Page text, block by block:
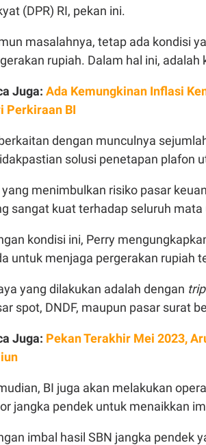
(DPR) RI, pekan ini.
masalahnya, tetap ada kondisi
rupiah. Dalam hal ini, adalah
Juga: Ada Kemungkinan Inflasi
Perkiraan BI
dengan munculnya
solusi penetapan plafon
yang menimbulkan risiko pasar
sangat kuat terhadap seluruh mata
kondisi ini, Perry
untuk menjaga pergerakan rupiah
yang dilakukan adalah dengan
spot, DNDF, maupun pasar surat
Juga: Pekan Terakhir Mei 2023,
BI juga akan melakukan
jangka pendek untuk menaikkan
imbal hasil SBN jangka pendek